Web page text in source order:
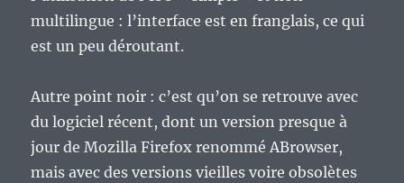
multilingue : l’interface est en franglais, ce qui
est un peu déroutant.
Autre point noir : c’est qu’on se retrouve avec
du logiciel récent, dont un version presque à
jour de Mozilla Firefox renommé ABrowser,
mais avec des versions vieilles voire obsolètes